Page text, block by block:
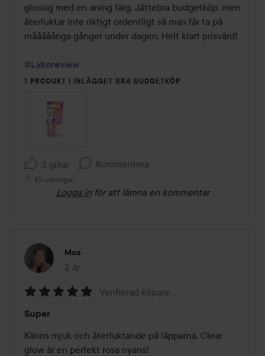
glossig med en aning färg. Jättebra budgetköp, men
återfuktar inte riktigt ordentligt så man får ta på
mååååånga gånger under dagen. Helt klart prisvärd!
#Lykoreview
1 PRODUKT I INLÄGGET BRA BUDGETKÖP
3 gillar Kommentera
811 visningar
Logga in för att lämna en kommentar
Moa
2 år
Inlägget skapades 2 år
5
av
5
Verifierad köpare
Super
Känns mjuk och återfuktande på läpparna. Clear
glow är en perfekt rosa nyans!